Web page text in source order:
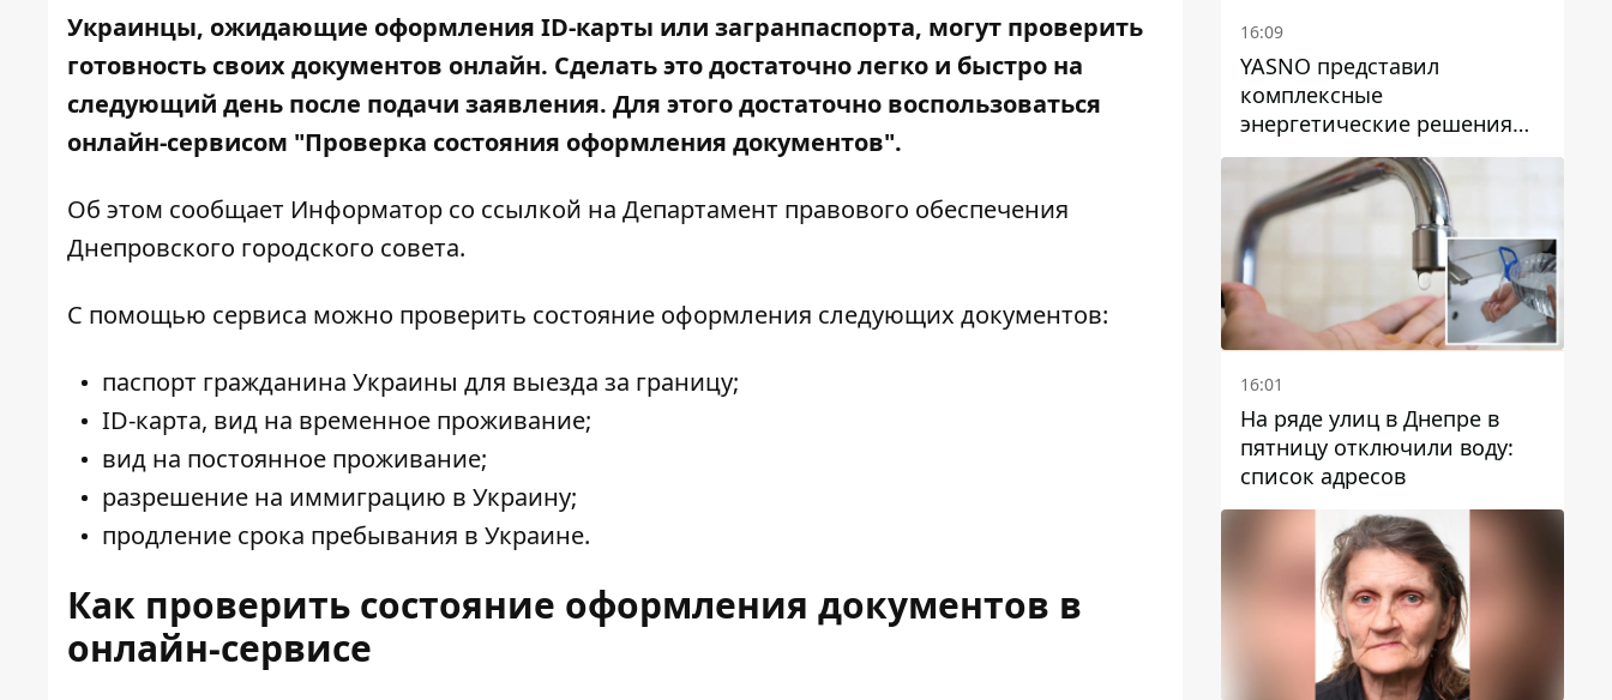
Украинцы, ожидающие оформления ID-карты или загранпаспорта, могут проверить
готовность своих документов онлайн. Сделать это достаточно легко и быстро на
следующий день после подачи заявления. Для этого достаточно воспользоваться
онлайн-сервисом "Проверка состояния оформления документов".
Об этом сообщает Информатор со ссылкой на Департамент правового обеспечения
Днепровского городского совета.
С помощью сервиса можно проверить состояние оформления следующих документов:
паспорт гражданина Украины для выезда за границу;
ID-карта, вид на временное проживание;
вид на постоянное проживание;
разрешение на иммиграцию в Украину;
продление срока пребывания в Украине.
Как проверить состояние оформления документов в
онлайн-сервисе
16:09
YASNO представил
комплексные
энергетические решения
для бизнеса в Днепре
16:01
На ряде улиц в Днепре в
пятницу отключили воду:
список адресов